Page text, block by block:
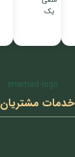
یک
خدمات مشتریان